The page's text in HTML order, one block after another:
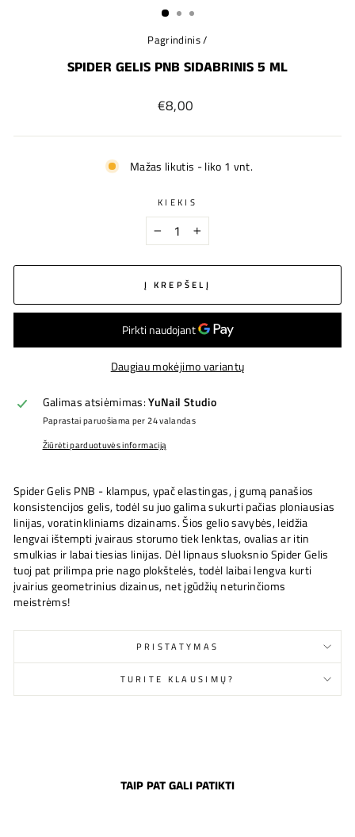
Pagrindinis/
SPIDER GELIS PNB SIDABRINIS 5 ML
Įprastinė
€8,00
Mažas likutis - liko 1 vnt.
KIEKIS
+
Į KREPŠELĮ
Daugiau mokėjimo variantų
Galimas atsiėmimas:YuNail Studio
Paprastai paruošiama per 24 valandas
Žiūrėti parduotuvės informaciją
Spider Gelis PNB - klampus, ypač elastingas, į gumą panašios
konsistencijos gelis, todėl su juo galima sukurti pačias ploniausias
linijas, voratinkliniams dizainams. Šios gelio savybės, leidžia
lengvai ištempti įvairaus storumo tiek lenktas, ovalias ar itin
smulkias ir labai tiesias linijas. Dėl lipnaus sluoksnio Spider Gelis
tuoj pat prilimpa prie nago plokštelės, todėl laibai lengva kurti
įvairius geometrinius dizainus, net įgūdžių neturinčioms
meistrėms!
PRISTATYMAS
TURITE KLAUSIMŲ?
TAIP PAT GALI PATIKTI